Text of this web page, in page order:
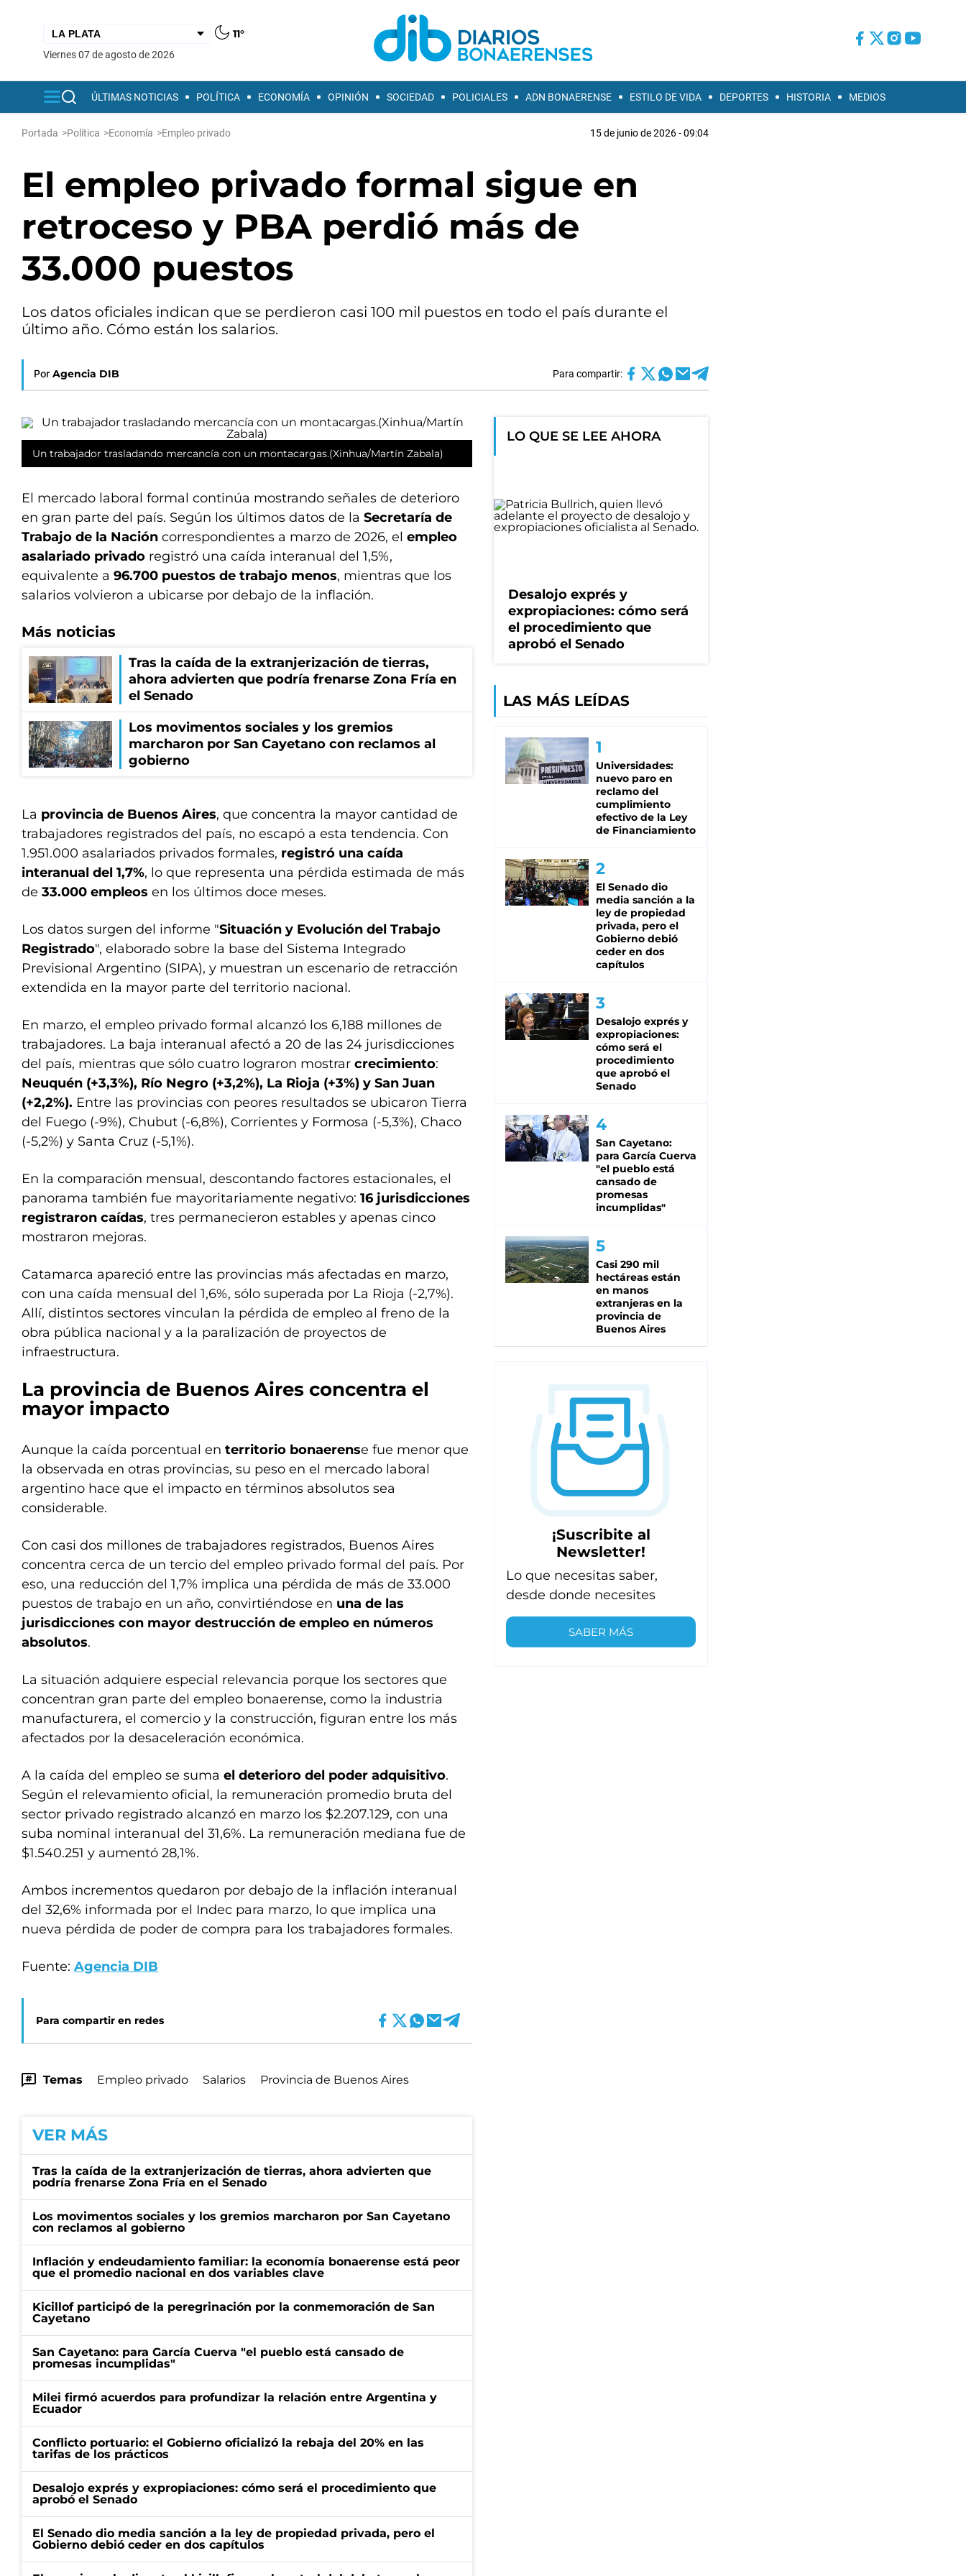
11°
viernes 07 de agosto de 2026
ÚLTIMAS NOTICIAS POLÍTICA ECONOMÍA OPINIÓN SOCIEDAD POLICIALES ADN BONAERENSE ESTILO DE VIDA DEPORTES HISTORIA MEDIOS
Portada >Política >Economía >Empleo privado 15 de junio de 2026 - 09:04
El empleo privado formal sigue en
retroceso y PBA perdió más de
33.000 puestos
Los datos oficiales indican que se perdieron casi 100 mil puestos en todo el país durante el
último año. Cómo están los salarios.
Por Agencia DIB Para compartir:
Un trabajador trasladando mercancía con un montacargas.(Xinhua/Martín Zabala)
El mercado laboral formal continúa mostrando señales de deterioro
en gran parte del país. Según los últimos datos de la Secretaría de
Trabajo de la Nación correspondientes a marzo de 2026, el empleo
asalariado privado registró una caída interanual del 1,5%,
equivalente a 96.700 puestos de trabajo menos, mientras que los
salarios volvieron a ubicarse por debajo de la inflación.
Más noticias
Tras la caída de la extranjerización de tierras,
ahora advierten que podría frenarse Zona Fría en
el Senado
Los movimentos sociales y los gremios
marcharon por San Cayetano con reclamos al
gobierno
La provincia de Buenos Aires, que concentra la mayor cantidad de
trabajadores registrados del país, no escapó a esta tendencia. Con
1.951.000 asalariados privados formales, registró una caída
interanual del 1,7%, lo que representa una pérdida estimada de más
de 33.000 empleos en los últimos doce meses.
Los datos surgen del informe "Situación y Evolución del Trabajo
Registrado", elaborado sobre la base del Sistema Integrado
Previsional Argentino (SIPA), y muestran un escenario de retracción
extendida en la mayor parte del territorio nacional.
En marzo, el empleo privado formal alcanzó los 6,188 millones de
trabajadores. La baja interanual afectó a 20 de las 24 jurisdicciones
del país, mientras que sólo cuatro lograron mostrar crecimiento:
Neuquén (+3,3%), Río Negro (+3,2%), La Rioja (+3%) y San Juan
(+2,2%). Entre las provincias con peores resultados se ubicaron Tierra
del Fuego (-9%), Chubut (-6,8%), Corrientes y Formosa (-5,3%), Chaco
(-5,2%) y Santa Cruz (-5,1%).
En la comparación mensual, descontando factores estacionales, el
panorama también fue mayoritariamente negativo: 16 jurisdicciones
registraron caídas, tres permanecieron estables y apenas cinco
mostraron mejoras.
Catamarca apareció entre las provincias más afectadas en marzo,
con una caída mensual del 1,6%, sólo superada por La Rioja (-2,7%).
Allí, distintos sectores vinculan la pérdida de empleo al freno de la
obra pública nacional y a la paralización de proyectos de
infraestructura.
La provincia de Buenos Aires concentra el
mayor impacto
Aunque la caída porcentual en territorio bonaerense fue menor que
la observada en otras provincias, su peso en el mercado laboral
argentino hace que el impacto en términos absolutos sea
considerable.
Con casi dos millones de trabajadores registrados, Buenos Aires
concentra cerca de un tercio del empleo privado formal del país. Por
eso, una reducción del 1,7% implica una pérdida de más de 33.000
puestos de trabajo en un año, convirtiéndose en una de las
jurisdicciones con mayor destrucción de empleo en números
absolutos.
La situación adquiere especial relevancia porque los sectores que
concentran gran parte del empleo bonaerense, como la industria
manufacturera, el comercio y la construcción, figuran entre los más
afectados por la desaceleración económica.
A la caída del empleo se suma el deterioro del poder adquisitivo.
Según el relevamiento oficial, la remuneración promedio bruta del
sector privado registrado alcanzó en marzo los $2.207.129, con una
suba nominal interanual del 31,6%. La remuneración mediana fue de
$1.540.251 y aumentó 28,1%.
Ambos incrementos quedaron por debajo de la inflación interanual
del 32,6% informada por el Indec para marzo, lo que implica una
nueva pérdida de poder de compra para los trabajadores formales.
Fuente: Agencia DIB
Para compartir en redes
Temas Empleo privado Salarios Provincia de Buenos Aires
VER MÁS
Tras la caída de la extranjerización de tierras, ahora advierten que
podría frenarse Zona Fría en el Senado
Los movimentos sociales y los gremios marcharon por San Cayetano
con reclamos al gobierno
Inflación y endeudamiento familiar: la economía bonaerense está peor
que el promedio nacional en dos variables clave
Kicillof participó de la peregrinación por la conmemoración de San
Cayetano
San Cayetano: para García Cuerva "el pueblo está cansado de
promesas incumplidas"
Milei firmó acuerdos para profundizar la relación entre Argentina y
Ecuador
Conflicto portuario: el Gobierno oficializó la rebaja del 20% en las
tarifas de los prácticos
Desalojo exprés y expropiaciones: cómo será el procedimiento que
aprobó el Senado
El Senado dio media sanción a la ley de propiedad privada, pero el
Gobierno debió ceder en dos capítulos
LO QUE SE LEE AHORA
Desalojo exprés y
expropiaciones: cómo será
el procedimiento que
aprobó el Senado
LAS MÁS LEÍDAS
Universidades:
nuevo paro en
reclamo del
cumplimiento
efectivo de la Ley
de Financiamiento
El Senado dio
media sanción a la
ley de propiedad
privada, pero el
Gobierno debió
ceder en dos
capítulos
Desalojo exprés y
expropiaciones:
cómo será el
procedimiento
que aprobó el
Senado
San Cayetano:
para García Cuerva
"el pueblo está
cansado de
promesas
incumplidas"
Casi 290 mil
hectáreas están
en manos
extranjeras en la
provincia de
Buenos Aires
¡Suscribite al
Newsletter!
Lo que necesitas saber,
desde donde necesites
SABER MÁS